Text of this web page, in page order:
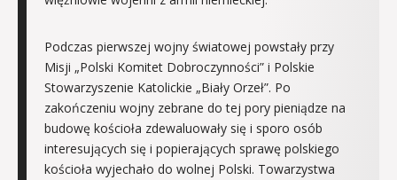
Podczas pierwszej wojny światowej powstały przy
Misji „Polski Komitet Dobroczynności” i Polskie
Stowarzyszenie Katolickie „Biały Orzeł”. Po
zakończeniu wojny zebrane do tej pory pieniądze na
budowę kościoła zdewaluowały się i sporo osób
interesujących się i popierających sprawę polskiego
kościoła wyjechało do wolnej Polski. Towarzystwa